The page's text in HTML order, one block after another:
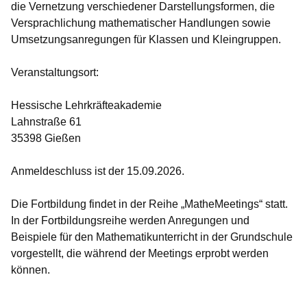
die Vernetzung verschiedener Darstellungsformen, die
Versprachlichung mathematischer Handlungen sowie
Umsetzungsanregungen für Klassen und Kleingruppen.
Veranstaltungsort:
Hessische Lehrkräfteakademie
Lahnstraße 61
35398 Gießen
Anmeldeschluss ist der 15.09.2026.
Die Fortbildung findet in der Reihe „MatheMeetings“ statt.
In der Fortbildungsreihe werden Anregungen und
Beispiele für den Mathematikunterricht in der Grundschule
vorgestellt, die während der Meetings erprobt werden
können.